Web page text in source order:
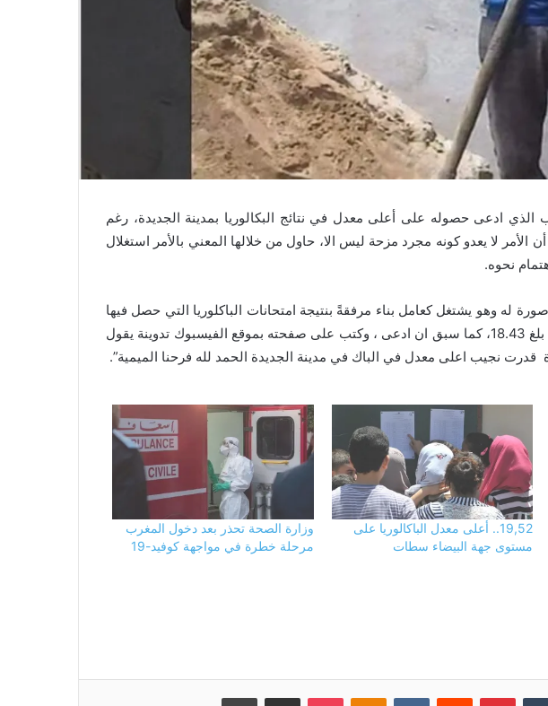
ادعى حصوله على أعلى معدل في نتائج البكالوريا بمدينة الجديدة، رغم
الأمر لا يعدو كونه مجرد مزحة ليس الا، حاول من خلالها المعني بالأمر استغلال
نحوه.
له وهو يشتغل كعامل بناء مرفقةً بنتيجة امتحانات الباكلوريا التي حصل فيها
أعلى معدل في مدينة الجديدة و الذي بلغ 18.43، كما سبق ان ادعى ، وكتب على صفحته بموقع الفيسبوك تدوينة يقول
قدرت نجيب اعلى معدل في الباك في مدينة الجديدة الحمد لله فرحنا الميمية”.
19,52.. أعلى معدل الباكالوريا على
مستوى جهة البيضاء سطات
وزارة الصحة تحذر بعد دخول المغرب
مرحلة خطرة في مواجهة كوفيد-19
بينتيريست Odnoklassniki
بوكيت مشاركة عبر البريد طباعة